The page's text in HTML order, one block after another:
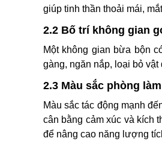
giúp tinh thần thoải mái,
2.2 Bố trí không gian
Một không gian bừa bộn
gàng, ngăn nắp, loại bỏ
2.3 Màu sắc phòng
Màu sắc tác động mạnh
cân bằng cảm xúc và kích
để nâng cao năng lượng